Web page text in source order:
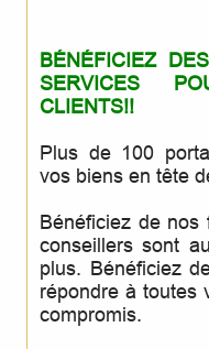
BÉNÉFICIEZ
SERVICES
CLIENTS!!
Plus de 100
vos biens en tête
Bénéficiez de nos
conseillers sont
plus. Bénéficiez
répondre à toutes
compromis.